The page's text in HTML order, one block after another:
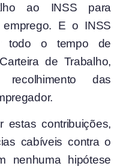
ao INSS para
E o INSS
todo o tempo de
de Trabalho,
recolhimento das
estas contribuições,
cabíveis contra o
nenhuma hipótese